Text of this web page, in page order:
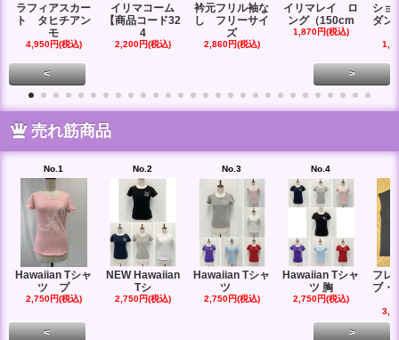
ラフィアスカー
ト タヒチアン
モ
4,950円(税込)
イリマコーム
【商品コード32
4
2,200円(税込)
衿元フリル袖な
し フリーサイ
ズ
2,860円(税込)
イリマレイ ロ
ング（150cm
1,870円(税込)
ショ
ダン
< >
売れ筋商品
No.1
Hawaiian Tシャ
ツ プ
2,750円(税込)
No.2
NEW Hawaiian
Tシ
2,750円(税込)
No.3
Hawaiian Tシャ
ツ
2,750円(税込)
No.4
Hawaiian Tシャ
ツ 胸
2,750円(税込)
フレ
ブ・
< >